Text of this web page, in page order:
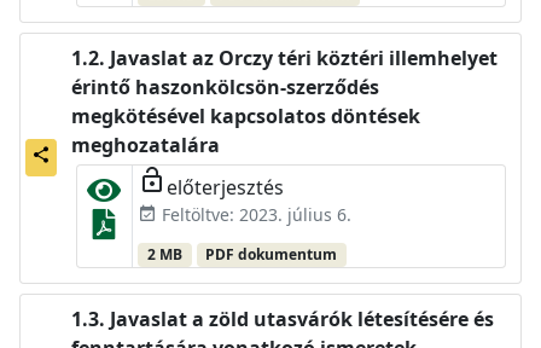
share
Javaslat az Orczy téri köztéri illemhelyet
érintő haszonkölcsön-szerződés
megkötésével kapcsolatos döntések
meghozatalára
lock_open előterjesztés
event_available Feltöltve: 2023. július 6.
2 MB PDF dokumentum
Javaslat a zöld utasvárók létesítésére és